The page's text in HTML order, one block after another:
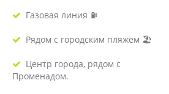
Газовая линия ⛽️
Рядом с городским пляжем 🏖
Центр города, рядом с
Променадом.